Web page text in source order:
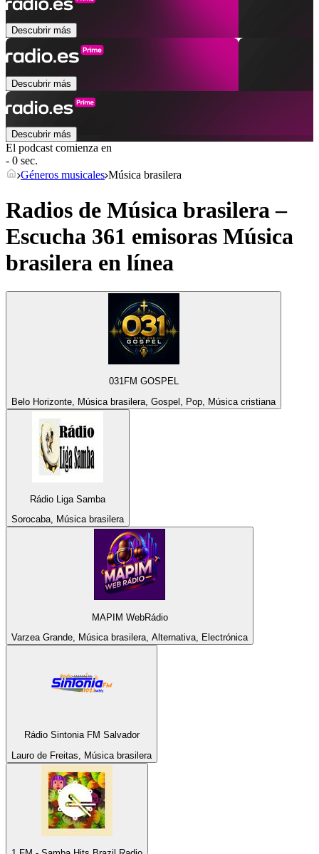
Descubrir más
Descubrir más
Descubrir más
El podcast comienza en
- 0 sec.
Géneros musicales Música brasilera
Radios de Música brasilera –
Escucha 361 emisoras Música
brasilera en línea
031FM GOSPEL
Belo Horizonte, Música brasilera, Gospel, Pop, Música cristiana
Rádio Liga Samba
Sorocaba, Música brasilera
MAPIM WebRádio
Varzea Grande, Música brasilera, Alternativa, Electrónica
Rádio Sintonia FM Salvador
Lauro de Freitas, Música brasilera